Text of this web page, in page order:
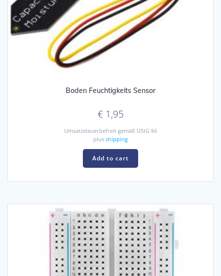
Boden Feuchtigkeits Sensor
€1,95
Umsatzsteuerbefreit gemäß UStG §6
plus shipping
Add to cart